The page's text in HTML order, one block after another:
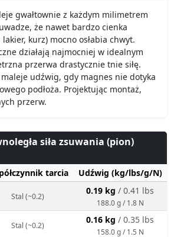
gwałtownie z każdym milimetrem
że nawet bardzo cienka
kurz) mocno osłabia chwyt.
działają najmocniej w idealnym
przerwa drastycznie tnie siłę.
maleje udźwig, gdy magnes nie dotyka
podłoża. Projektując montaż,
przerw.
siła zsuwania (pion)
tarcia Udźwig (kg/lbs/g/N)
Stal (~0.2)
0.19 kg / 0.41 lbs
188.0 g / 1.8 N
Stal (~0.2)
0.16 kg / 0.35 lbs
158.0 g / 1.5 N